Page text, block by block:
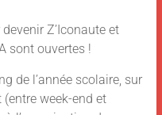
Z’Iconaute et
sont ouvertes !
de l’année scolaire, sur
week-end et